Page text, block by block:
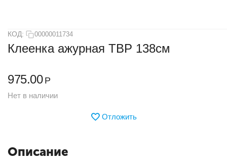
КОД: 00000011734
Клеенка ажурная ТВР 138см
975.00 Р
Нет в наличии
Отложить
Описание